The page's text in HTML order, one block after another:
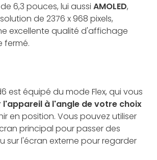
6,3 pouces, lui aussi AMOLED,
de 2376 x 968 pixels,
excellente qualité d'affichage
fermé.
est équipé du mode Flex, qui vous
l'appareil à l'angle de votre choix
en position. Vous pouvez utiliser
principal pour passer des
sur l'écran externe pour regarder